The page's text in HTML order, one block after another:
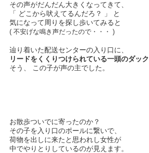
その声がだんだん大きくなってきて、
「 どこから吠えてるんだろ？ 」 と
気になって周りを探し歩いてみると
( 不安げな鳴き声だったので・・・ )
辿り着いた配送センターの入り口に、
リードをくくりつけられている一頭のダック
そう、 この子が声の主でした。
お散歩ついでに寄ったのか？
その子を入り口のポールに繋いで、
荷物を出しに来たと思われし女性が
中でやりとりしているのが見えます。